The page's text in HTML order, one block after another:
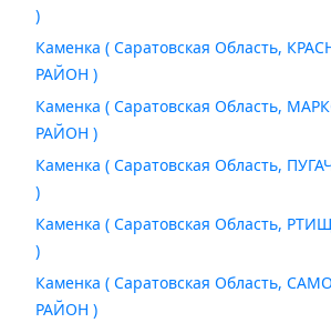
)
Каменка ( Саратовская Область,
РАЙОН )
Каменка ( Саратовская Область,
РАЙОН )
Каменка ( Саратовская Область,
)
Каменка ( Саратовская Область,
)
Каменка ( Саратовская Область,
РАЙОН )